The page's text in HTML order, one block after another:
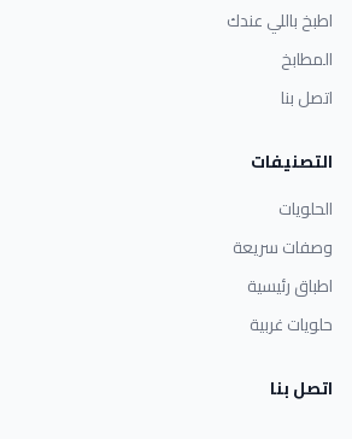
اطبخ باللي عندك
المطابخ
اتصل بنا
التصنيفات
الحلويات
وصفات سريعة
اطباق رئيسية
حلويات غربية
اتصل بنا